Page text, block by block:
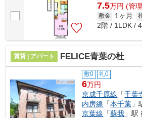
7.5万円 (管
敷金 1ヶ月
2階 / 1LDK /
賃貸 | アパート FELICE青葉の杜
敷0 礼0
6万円
京成千原線 「千葉
内房線 「本千葉 」
京葉線 「蘇我 」駅